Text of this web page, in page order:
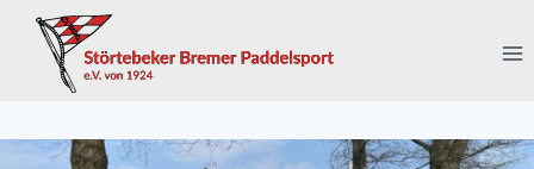
Inhalt
springen